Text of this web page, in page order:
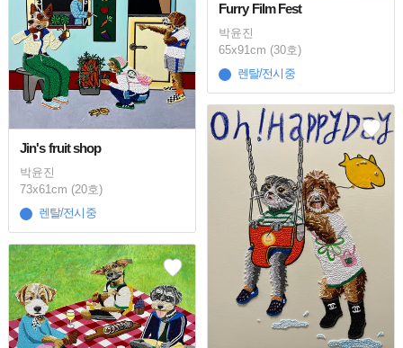
Furry Film Fest
박윤진
65x91cm (30호)
렌탈/전시중
Jin's fruit shop
박윤진
73x61cm (20호)
렌탈/전시중